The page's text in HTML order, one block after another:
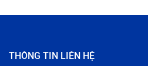
THÔNG TIN LIÊN HỆ